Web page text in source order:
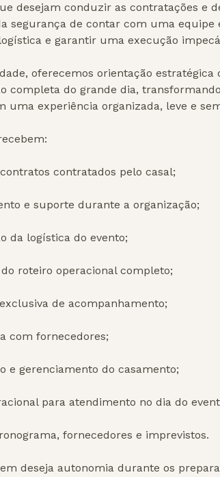
desejam conduzir as contratações e
segurança de contar com uma equipe
e garantir uma execução
oferecemos orientação
completa do grande dia,
uma experiência organizada, leve e
contratados pelo casal;
e suporte durante a organização;
da logística do evento;
roteiro operacional completo;
de acompanhamento;
com fornecedores;
e gerenciamento do casamento;
para atendimento no dia do
fornecedores e imprevistos.
deseja autonomia durante os